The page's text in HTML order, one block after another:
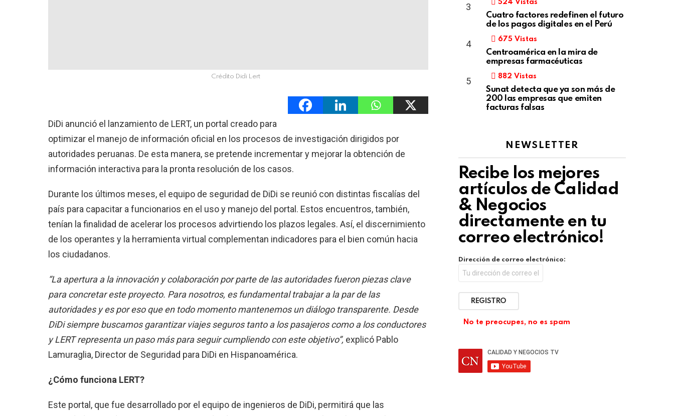
Crédito Didi Lert
DiDi anunció el lanzamiento de LERT, un portal creado para
optimizar el manejo de información oficial en los procesos de investigación dirigidos por
autoridades peruanas. De esta manera, se pretende incrementar y mejorar la obtención de
información interactiva para la pronta resolución de los casos.
Durante los últimos meses, el equipo de seguridad de DiDi se reunió con distintas fiscalías del
país para capacitar a funcionarios en el uso y manejo del portal. Estos encuentros, también,
tenían la finalidad de acelerar los procesos advirtiendo los plazos legales. Así, el discernimiento
de los operantes y la herramienta virtual complementan indicadores para el bien común hacia
los ciudadanos.
“La apertura a la innovación y colaboración por parte de las autoridades fueron piezas clave
para concretar este proyecto. Para nosotros, es fundamental trabajar a la par de las
autoridades y es por eso que en todo momento mantenemos un diálogo transparente. Desde
DiDi siempre buscamos garantizar viajes seguros tanto a los pasajeros como a los conductores
y LERT representa un paso más para seguir cumpliendo con este objetivo”, explicó Pablo
Lamuraglia, Director de Seguridad para DiDi en Hispanoamérica.
¿Cómo funciona LERT?
Este portal, que fue desarrollado por el equipo de ingenieros de DiDi, permitirá que las
524 Vistas
Cuatro factores redefinen el futuro
de los pagos digitales en el Perú
675 Vistas
Centroamérica en la mira de
empresas farmacéuticas
882 Vistas
Sunat detecta que ya son más de
200 las empresas que emiten
facturas falsas
NEWSLETTER
Recibe los mejores
artículos de Calidad
& Negocios
directamente en tu
correo electrónico!
Dirección de correo electrónico:
No te preocupes, no es spam